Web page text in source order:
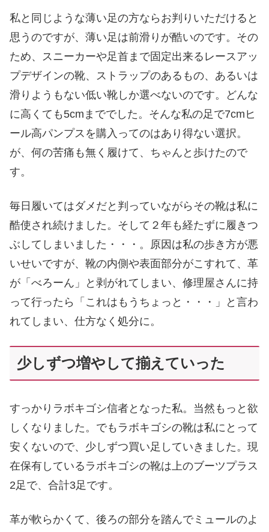
私と同じような薄い足の方ならお判りいただけると
思うのですが、薄い足は前滑りが酷いのです。その
ため、スニーカーや足首まで固定出来るレースアッ
プデザインの靴、ストラップのあるもの、あるいは
滑りようもない低い靴しか選べないのです。どんな
に高くても5cmまででした。そんな私の足で7cmヒ
ール高パンプスを購入ってのはあり得ない選択。
が、何の苦痛も無く履けて、ちゃんと歩けたので
す。
毎日履いてはダメだと判っていながらその靴は私に
酷使され続けました。そして２年も経たずに履きつ
ぶしてしまいました・・・。原因は私の歩き方が悪
いせいですが、靴の内側や表面部分がこすれて、革
が「べろーん」と剥がれてしまい、修理屋さんに持
って行ったら「これはもうちょっと・・・」と言わ
れてしまい、仕方なく処分に。
少しずつ増やして揃えていった
すっかりラボキゴシ信者となった私。当然もっと欲
しくなりました。でもラボキゴシの靴は私にとって
安くないので、少しずつ買い足していきました。現
在保有しているラボキゴシの靴は上のブーツプラス
2足で、合計3足です。
革が軟らかくて、後ろの部分を踏んでミュールのよ